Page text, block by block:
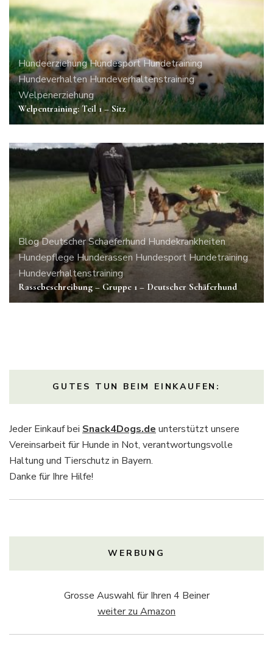
HundeerziehungHundesportHundetraining
Hundeverhalten Hundeverhaltenstraining
Welpenerziehung
Welpentraining: Teil 1 – Sitz
BlogDeutscher SchaeferhundHundekrankheiten
Hundepflege Hunderassen Hundesport Hundetraining
Hundeverhaltenstraining
Rassebeschreibung – Gruppe 1 – Deutscher Schäferhund
GUTES TUN BEIM EINKAUFEN:
Jeder Einkauf bei Snack4Dogs.de unterstützt unsere
Vereinsarbeit für Hunde in Not, verantwortungsvolle
Haltung und Tierschutz in Bayern.
Danke für Ihre Hilfe!
WERBUNG
Grosse Auswahl für Ihren 4 Beiner
weiter zu Amazon